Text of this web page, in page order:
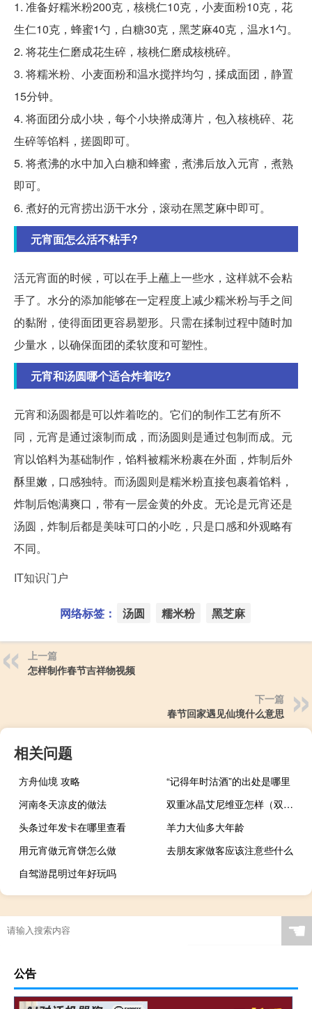
1. 准备好糯米粉200克，核桃仁10克，小麦面粉10克，花
生仁10克，蜂蜜1勺，白糖30克，黑芝麻40克，温水1勺。
2. 将花生仁磨成花生碎，核桃仁磨成核桃碎。
3. 将糯米粉、小麦面粉和温水搅拌均匀，揉成面团，静置
15分钟。
4. 将面团分成小块，每个小块擀成薄片，包入核桃碎、花
生碎等馅料，搓圆即可。
5. 将煮沸的水中加入白糖和蜂蜜，煮沸后放入元宵，煮熟
即可。
6. 煮好的元宵捞出沥干水分，滚动在黑芝麻中即可。
元宵面怎么活不粘手?
活元宵面的时候，可以在手上蘸上一些水，这样就不会粘
手了。水分的添加能够在一定程度上减少糯米粉与手之间
的黏附，使得面团更容易塑形。只需在揉制过程中随时加
少量水，以确保面团的柔软度和可塑性。
元宵和汤圆哪个适合炸着吃?
元宵和汤圆都是可以炸着吃的。它们的制作工艺有所不
同，元宵是通过滚制而成，而汤圆则是通过包制而成。元
宵以馅料为基础制作，馅料被糯米粉裹在外面，炸制后外
酥里嫩，口感独特。而汤圆则是糯米粉直接包裹着馅料，
炸制后饱满爽口，带有一层金黄的外皮。无论是元宵还是
汤圆，炸制后都是美味可口的小吃，只是口感和外观略有
不同。
IT知识门户
网络标签： 汤圆 糯米粉 黑芝麻
上一篇
怎样制作春节吉祥物视频
下一篇
春节回家遇见仙境什么意思
相关问题
方舟仙境 攻略
“记得年时沽酒”的出处是哪里
河南冬天凉皮的做法
双重冰晶艾尼维亚怎样（双重冰晶艾尼维亚快吧）
头条过年发卡在哪里查看
羊力大仙多大年龄
用元宵做元宵饼怎么做
去朋友家做客应该注意些什么
自驾游昆明过年好玩吗
☚
公告